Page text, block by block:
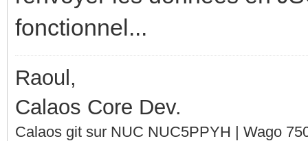
fonctionnel...
Raoul,
Calaos Core Dev.
Calaos git sur NUC NUC5PPYH | Wago